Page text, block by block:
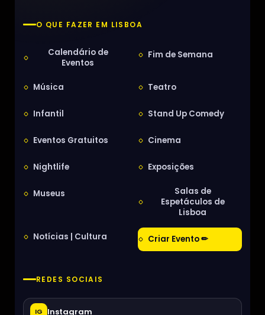
O QUE FAZER EM LISBOA
Calendário de
Eventos
Fim de Semana
Música Teatro
Infantil Stand Up Comedy
Eventos Gratuitos Cinema
Nightlife Exposições
Museus
Salas de
Espetáculos de
Lisboa
Notícias | Cultura Criar Evento ✏
REDES SOCIAIS
IG Instagram